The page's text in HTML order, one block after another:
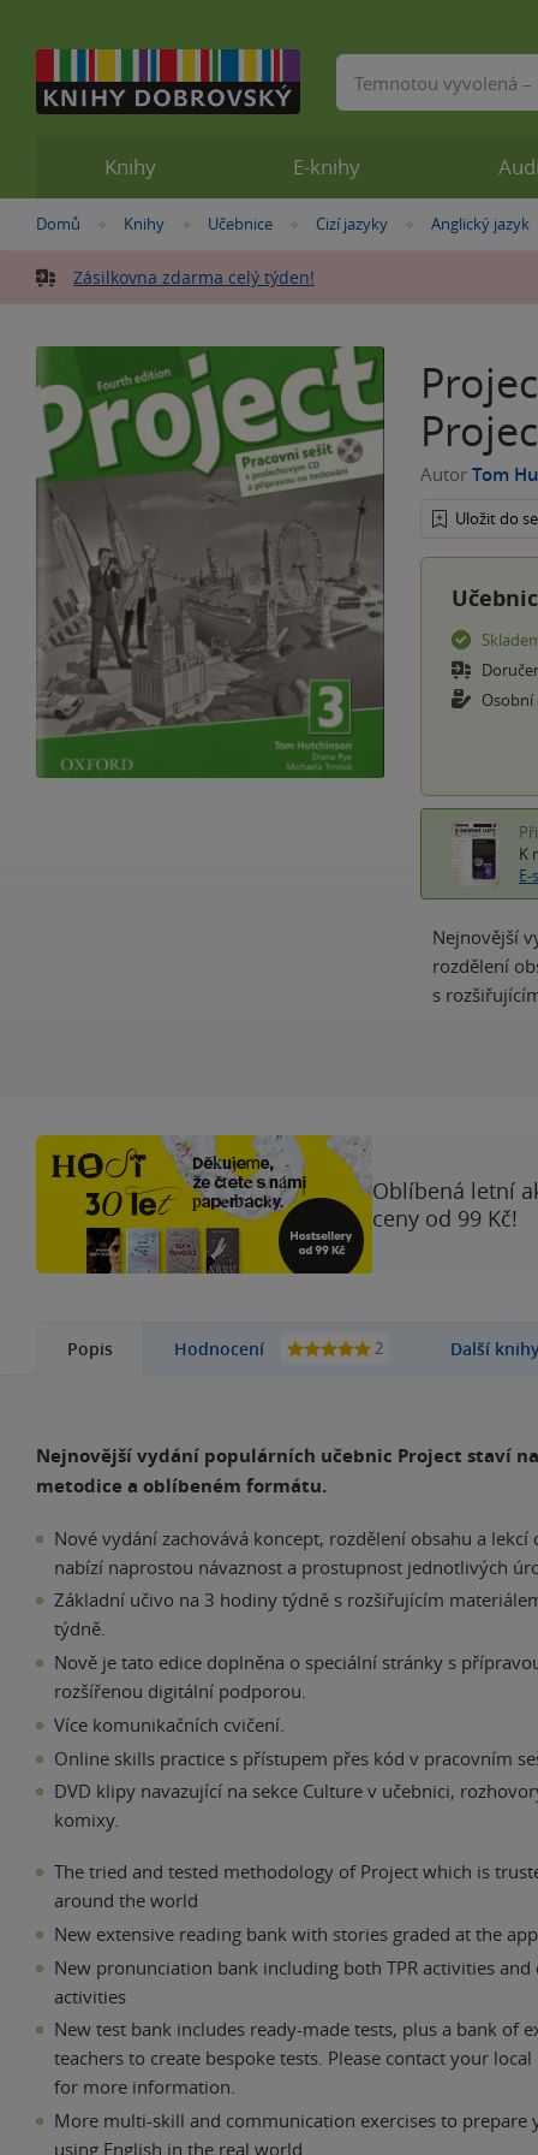
Nacházíte
zde:
Domů »
Knihy »
Učebnice »
Cizí jazyky »Anglický jazyk
Zásilkovna zdarma celý týden!
Autor Tom
Uložit do
K
Nejnovější
rozdělení
s
Oblíbená letní
ceny od 99 Kč!
Popis Hodnocení 2 Další
Nejnovější vydání populárních učebnic Project staví
metodice a oblíbeném formátu.
Nové vydání zachovává koncept, rozdělení obsahu a lekcí
nabízí naprostou návaznost a prostupnost jednotlivých
Základní učivo na 3 hodiny týdně s rozšiřujícím
týdně.
Nově je tato edice doplněna o speciální stránky s
rozšířenou digitální podporou.
Více komunikačních cvičení.
Online skills practice s přístupem přes kód v pracovním
DVD klipy navazující na sekce Culture v učebnici,
komixy.
The tried and tested methodology of Project which is
around the world
New extensive reading bank with stories graded at the
New pronunciation bank including both TPR activities
activities
New test bank includes ready-made tests, plus a bank of
teachers to create bespoke tests. Please contact your
for more information.
More multi-skill and communication exercises to prepare
using English in the real world
Knihy E-knihy
Vyhledávání